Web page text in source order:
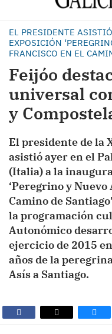
EL PRESIDENTE
EXPOSICIÓN
FRANCISCO EN EL
Feijóo
universal
y
El presidente de la
asistió ayer en el
(Italia) a la
‘Peregrino y
Camino de
la programación
Autonómico
ejercicio de 2015
años de la
Asís a Santiago.